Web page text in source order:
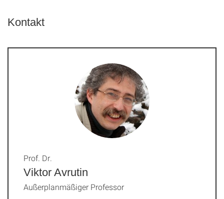
Kontakt
Viktor Avrutin
Prof. Dr.
Außerplanmäßiger Professor